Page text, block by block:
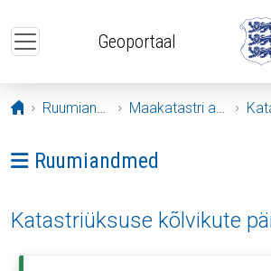
Geoportaal
Avaleht
Ruumiandmed Maakatastri andmed
Ava menüü: Ruumiandmed
Ruumiandmed
Katastriüksuse kõlvikute